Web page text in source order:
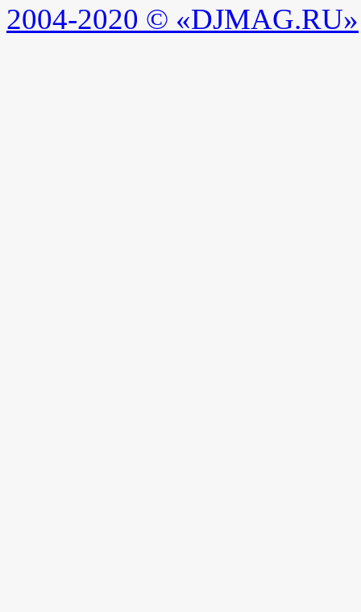
2004-2020 © «DJMAG.RU»